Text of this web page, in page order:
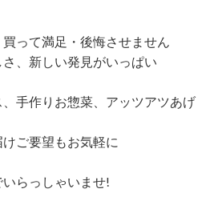
って満足・後悔させません
、新しい発見がいっぱい
手作りお惣菜、アッツアツあげ
ご要望もお気軽に
らっしゃいませ!